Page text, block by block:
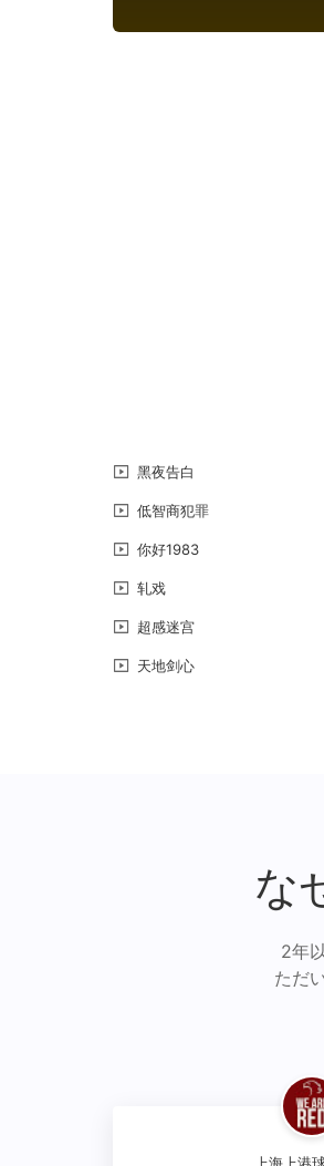
黑夜告白
低智商犯罪
你好1983
轧戏
超感迷宫
天地剑心
な
2年
ただ
上海上港